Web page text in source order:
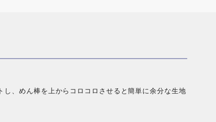
、めん棒を上からコロコロさせると簡単に余分な生地